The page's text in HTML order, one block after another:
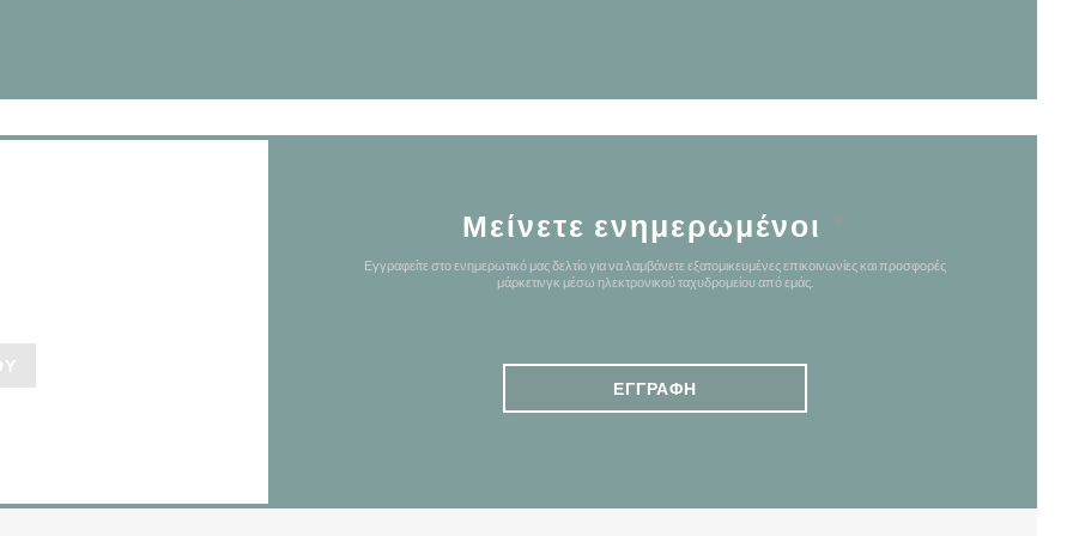
Μείνετε ενημερωμένοι
Εγγραφείτε στο ενημερωτικό μας δελτίο για να λαμβάνετε εξατομικευμένες επικοινωνίες και προσφορές
μάρκετινγκ μέσω ηλεκτρονικού ταχυδρομείου από εμάς.
ΕΓΓΡΑΦΉ